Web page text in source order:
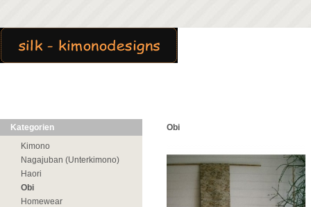
Kategorien
Kimono
Nagajuban (Unterkimono)
Haori
Obi
Homewear
Obi